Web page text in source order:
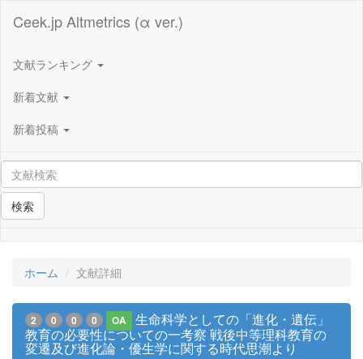
Ceek.jp Altmetrics (α ver.)
文献ランキング
新着文献
新着投稿
検索
ホーム 文献詳細
2 0 0 0 OA
生命科学としての「進化・遺伝」
教育の必要性についての一考察 戦後中等理科教育の
変遷及び進化論・優生学に関する時代思潮より